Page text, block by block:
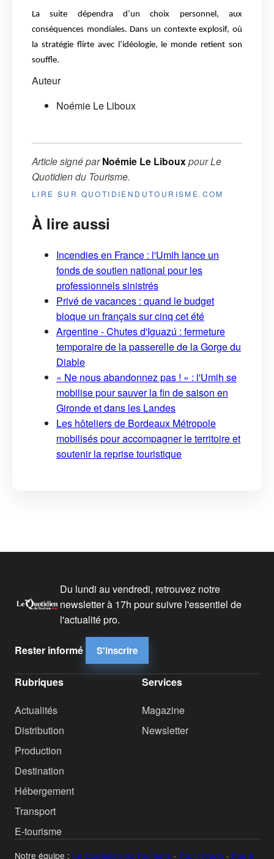
La suite dépendra d’un choix personnel, aux
conséquences mondiales. Dans un contexte explosif, où
la stratégie flirte avec l’idéologie, le monde retient son
souffle.
Auteur
Noémie Le Liboux
Article signé parNoémie Le LibouxpourLe
Quotidien du Tourisme.
LIRE SUR QUOTIDIENDUTOURISME.COM
À lire aussi
Incendies en France : l'Umih lance un
fonds de soutien national pour les
professionnels sinistrés
Privé de vacances : quand le budget
bloque un français sur cinq cet été
Argentine - Chutes d'Iguazú : fermeture
temporaire de la passerelle de la Gorge du
Diable
« Ne nous abandonnez pas ! » : l'Umih se
mobilise pour sauver la fin de saison en
Gironde et dans les Landes
Les hôteliers de Bordeaux Métropole
mobilisés pour accompagner le territoire et
soutenir la reprise touristique
Du lundi au vendredi, retrouvez notre
newsletter à 17h pour suivre l'essentiel de
l'actualité pro.
Rester informé S'inscrire
Rubriques
Actualités
Distribution
Production
Destination
Hébergement
Transport
E-tourisme
Services
Magazine
Newsletter
Notre équipe : Le Quotidien du Tourisme · Tour Hebdo · Bus &